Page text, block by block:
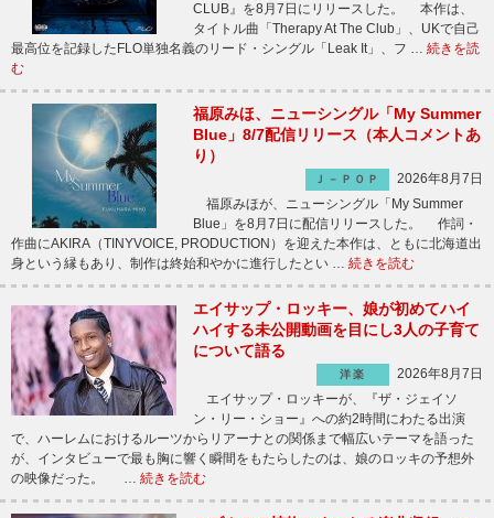
CLUB』を8月7日にリリースした。 本作は、
タイトル曲「Therapy At The Club」、UKで自己
最高位を記録したFLO単独名義のリード・シングル「Leak It」、フ … 続きを読
む
福原みほ、ニューシングル「My Summer
Blue」8/7配信リリース（本人コメントあ
り）
Ｊ－ＰＯＰ
2026年8月7日
福原みほが、ニューシングル「My Summer
Blue」を8月7日に配信リリースした。 作詞・
作曲にAKIRA（TINYVOICE, PRODUCTION）を迎えた本作は、ともに北海道出
身という縁もあり、制作は終始和やかに進行したとい … 続きを読む
エイサップ・ロッキー、娘が初めてハイ
ハイする未公開動画を目にし3人の子育て
について語る
洋楽
2026年8月7日
エイサップ・ロッキーが、『ザ・ジェイソ
ン・リー・ショー』への約2時間にわたる出演
で、ハーレムにおけるルーツからリアーナとの関係まで幅広いテーマを語った
が、インタビューで最も胸に響く瞬間をもたらしたのは、娘のロッキの予想外
の映像だった。 … 続きを読む